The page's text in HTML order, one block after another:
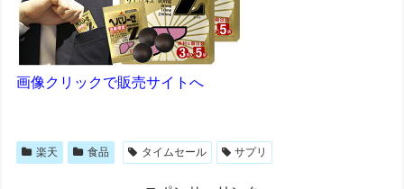
画像クリックで販売サイトへ
楽天 食品 タイムセール サプリ